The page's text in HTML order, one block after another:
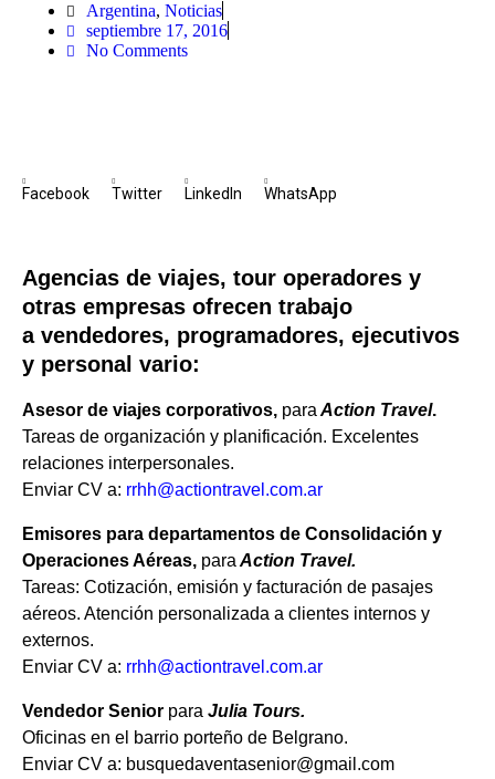
Argentina, Noticias
septiembre 17, 2016
No Comments
Facebook Twitter LinkedIn WhatsApp
Agencias de viajes, tour operadores y
otras empresas ofrecen trabajo
a vendedores, programadores, ejecutivos
y personal vario:
Asesor de viajes corporativos, para Action Travel.
Tareas de organización y planificación. Excelentes
relaciones interpersonales.
Enviar CV a: rrhh@actiontravel.com.ar
Emisores para departamentos de Consolidación y
Operaciones Aéreas, para Action Travel.
Tareas: Cotización, emisión y facturación de pasajes
aéreos. Atención personalizada a clientes internos y
externos.
Enviar CV a: rrhh@actiontravel.com.ar
Vendedor Senior para Julia Tours.
Oficinas en el barrio porteño de Belgrano.
Enviar CV a: busquedaventasenior@gmail.com